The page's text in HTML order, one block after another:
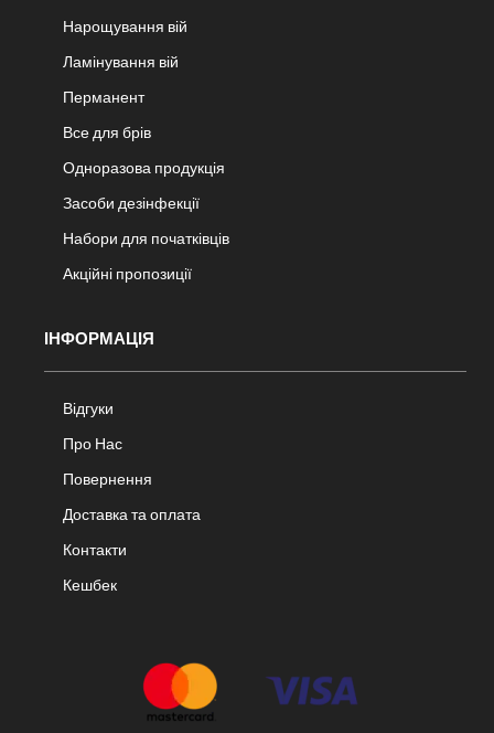
Нарощування вій
Ламінування вій
Перманент
Все для брів
Одноразова продукція
Засоби дезінфекції
Набори для початківців
Акційні пропозиції
ІНФОРМАЦІЯ
Відгуки
Про Нас
Повернення
Доставка та оплата
Контакти
Кешбек